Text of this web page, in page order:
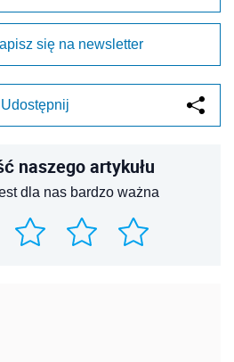
się na newsletter
Udostępnij
naszego artykułu
dla nas bardzo ważna